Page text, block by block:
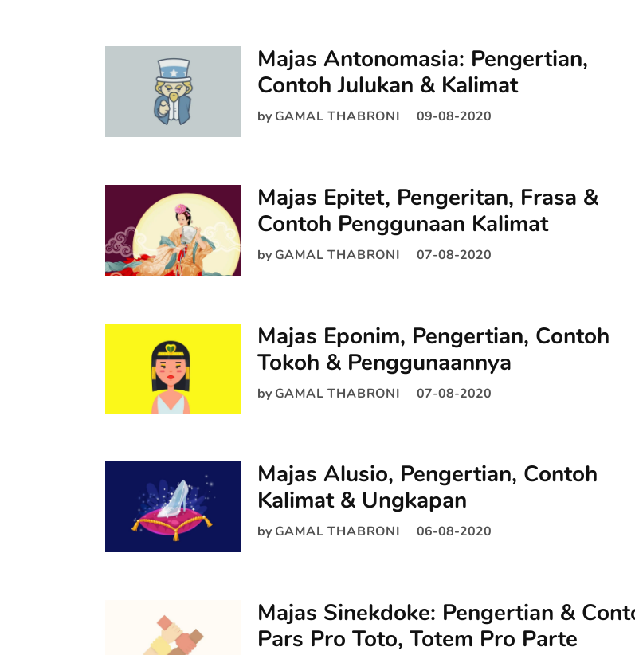
Majas Antonomasia: Pengertian,
Contoh Julukan & Kalimat
by GAMAL THABRONI 09-08-2020
Majas Epitet, Pengeritan, Frasa &
Contoh Penggunaan Kalimat
by GAMAL THABRONI 07-08-2020
Majas Eponim, Pengertian, Contoh
Tokoh & Penggunaannya
by GAMAL THABRONI 07-08-2020
Majas Alusio, Pengertian, Contoh
Kalimat & Ungkapan
by GAMAL THABRONI 06-08-2020
Majas Sinekdoke: Pengertian &
Pars Pro Toto, Totem Pro Parte